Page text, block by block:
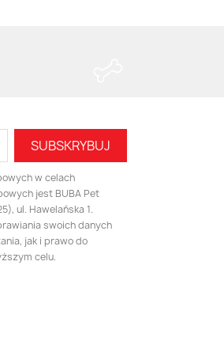
w celach
jest BUBA Pet
ul. Hawelańska 1.
swoich danych
jak i prawo do
celu.